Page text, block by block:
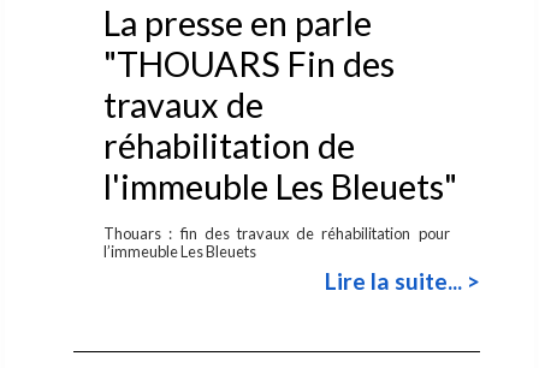
La presse en parle
"THOUARS Fin des
travaux de
réhabilitation de
l'immeuble Les Bleuets"
Thouars : fin des travaux de réhabilitation pour
l’immeuble Les Bleuets
Lire la suite... >